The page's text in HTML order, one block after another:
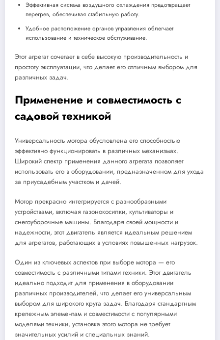
Эффективная система воздушного охлаждения предотвращает
перегрев, обеспечивая стабильную работу.
Удобное расположение органов управления облегчает
использование и техническое обслуживание.
Этот агрегат сочетает в себе высокую производительность и
простоту эксплуатации, что делает его отличным выбором для
различных задач.
Применение и совместимость с
садовой техникой
Универсальность мотора обусловлена его способностью
эффективно функционировать в различных механизмах.
Широкий спектр применения данного агрегата позволяет
использовать его в оборудовании, предназначенном для ухода
за приусадебным участком и дачей.
Мотор прекрасно интегрируется с разнообразными
устройствами, включая газонокосилки, культиваторы и
снегоуборочные машины. Благодаря своей мощности и
надежности, этот двигатель является идеальным решением
для агрегатов, работающих в условиях повышенных нагрузок.
Один из ключевых аспектов при выборе мотора — его
совместимость с различными типами техники. Этот двигатель
идеально подходит для применения в оборудовании
различных производителей, что делает его универсальным
выбором для широкого круга задач. Благодаря стандартным
крепежным элементам и совместимости с популярными
моделями техники, установка этого мотора не требует
значительных усилий и специальных знаний.